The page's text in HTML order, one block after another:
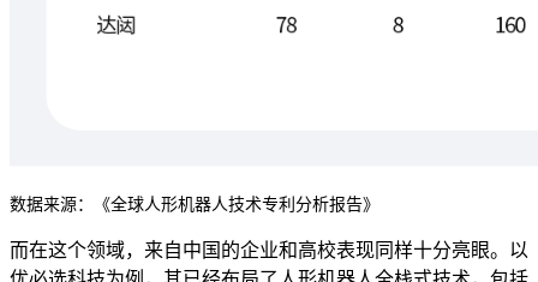
数据来源：《全球人形机器人技术专利分析报告》
而在这个领域，来自中国的企业和高校表现同样十分亮眼。以